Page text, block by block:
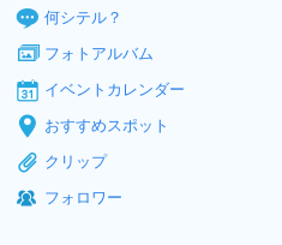
何シテル？
フォトアルバム
イベントカレンダー
おすすめスポット
クリップ
フォロワー